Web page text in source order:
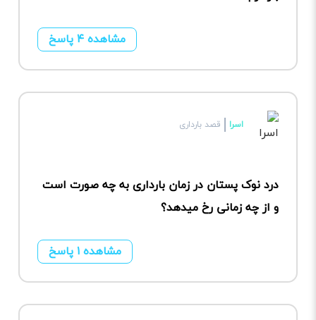
مشاهده ۴ پاسخ
اسرا قصد بارداری
درد نوک پستان در زمان بارداری به چه صورت است
و از چه زمانی رخ میدهد؟
مشاهده ۱ پاسخ